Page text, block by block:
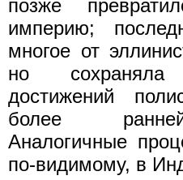
позже
империю;
многое от
но
достижений
более
Аналогичные
по-видимому, в